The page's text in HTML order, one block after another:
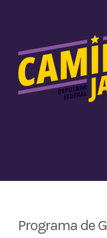
conteúdo
Programa de